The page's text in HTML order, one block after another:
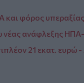
φόρος
νέας ανάφλεξης
21 εκατ. ευρώ